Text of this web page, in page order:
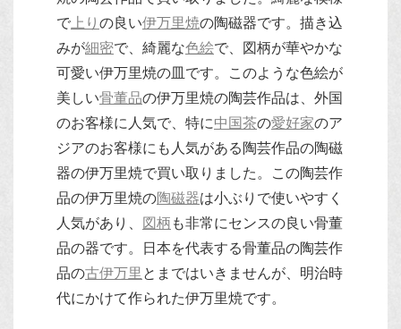
で 上り の良い伊万里焼の陶磁器です。描き込
みが細密で、綺麗な色絵で、図柄が華やかな
可愛い伊万里焼の皿です。このような色絵が
美しい骨董品の伊万里焼の陶芸作品は、外国
のお客様に人気で、特に中国茶の愛好家のア
ジアのお客様にも人気がある陶芸作品の陶磁
器の伊万里焼で買い取りました。この陶芸作
品の伊万里焼の陶磁器は小ぶりで使いやすく
人気があり、
図柄 も非常にセンスの良い骨董
品の器です。日本を代表する骨董品の陶芸作
品の古伊万里 とまではいきませんが、明治時
代にかけて作られた伊万里焼です。